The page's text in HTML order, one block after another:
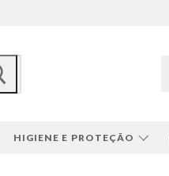
HIGIENE E PROTEÇÃO